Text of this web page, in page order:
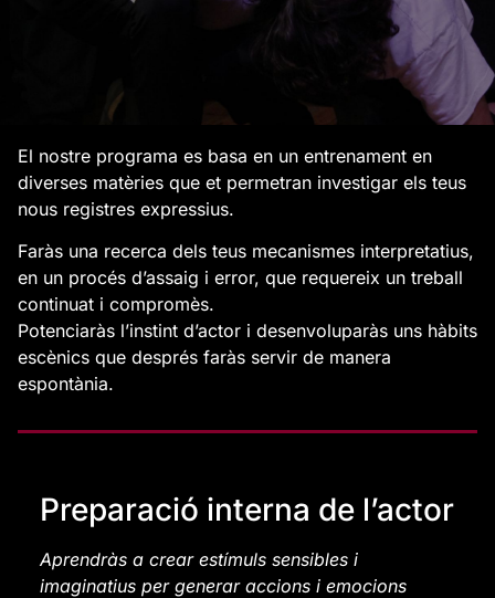
El nostre programa es basa en un entrenament en
diverses matèries que et permetran investigar els teus
nous registres expressius.
Faràs una recerca dels teus mecanismes interpretatius,
en un procés d’assaig i error, que requereix un treball
continuat i compromès.
Potenciaràs l’instint d’actor i desenvoluparàs uns hàbits
escènics que després faràs servir de manera
espontània.
Preparació interna de l’actor
Aprendràs a crear estímuls sensibles i
imaginatius per generar accions i emocions